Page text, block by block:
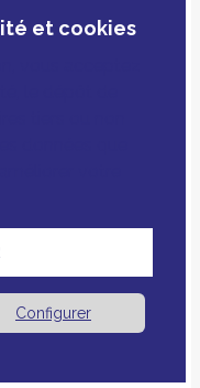
et cookies
Configurer